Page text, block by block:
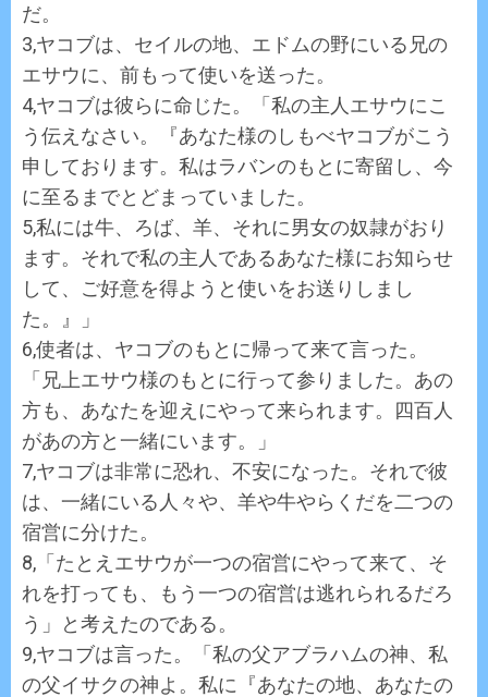
だ。
3,ヤコブは、セイルの地、エドムの野にいる兄の
エサウに、前もって使いを送った。
4,ヤコブは彼らに命じた。「私の主人エサウにこ
う伝えなさい。『あなた様のしもべヤコブがこう
申しております。私はラバンのもとに寄留し、今
に至るまでとどまっていました。
5,私には牛、ろば、羊、それに男女の奴隷がおり
ます。それで私の主人であるあなた様にお知らせ
して、ご好意を得ようと使いをお送りしまし
た。』」
6,使者は、ヤコブのもとに帰って来て言った。
「兄上エサウ様のもとに行って参りました。あの
方も、あなたを迎えにやって来られます。四百人
があの方と一緒にいます。」
7,ヤコブは非常に恐れ、不安になった。それで彼
は、一緒にいる人々や、羊や牛やらくだを二つの
宿営に分けた。
8,「たとえエサウが一つの宿営にやって来て、そ
れを打っても、もう一つの宿営は逃れられるだろ
う」と考えたのである。
9,ヤコブは言った。「私の父アブラハムの神、私
の父イサクの神よ。私に『あなたの地、あなたの